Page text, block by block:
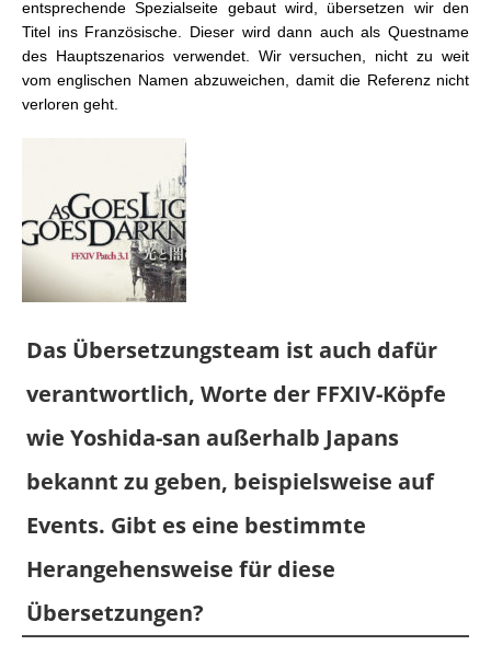
entsprechende Spezialseite gebaut wird, übersetzen wir den
Titel ins Französische. Dieser wird dann auch als Questname
des Hauptszenarios verwendet. Wir versuchen, nicht zu weit
vom englischen Namen abzuweichen, damit die Referenz nicht
verloren geht.
Das Übersetzungsteam ist auch dafür
verantwortlich, Worte der FFXIV-Köpfe
wie Yoshida-san außerhalb Japans
bekannt zu geben, beispielsweise auf
Events. Gibt es eine bestimmte
Herangehensweise für diese
Übersetzungen?